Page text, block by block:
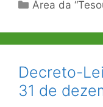
Área da
Decreto-
31 de